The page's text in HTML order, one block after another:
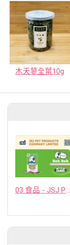
木天蓼全葉10g
03 食品 - JSJ PET PRODUCTS COMPANY LIMITED